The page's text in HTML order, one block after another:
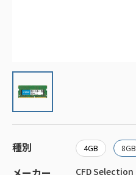
種別 4GB 8GB
CFD Selection